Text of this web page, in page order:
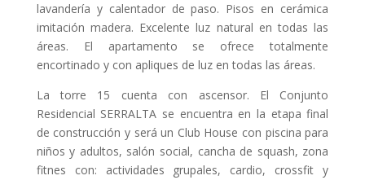
lavandería y calentador de paso. Pisos en cerámica
imitación madera. Excelente luz natural en todas las
áreas. El apartamento se ofrece totalmente
encortinado y con apliques de luz en todas las áreas.
La torre 15 cuenta con ascensor. El Conjunto
Residencial SERRALTA se encuentra en la etapa final
de construcción y será un Club House con piscina para
niños y adultos, salón social, cancha de squash, zona
fitnes con: actividades grupales, cardio, crossfit y